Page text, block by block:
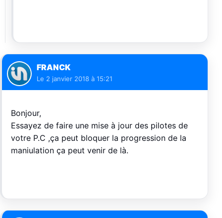
FRANCK
Le 2 janvier 2018 à 15:21
Bonjour,
Essayez de faire une mise à jour des pilotes de
votre P.C ,ça peut bloquer la progression de la
maniulation ça peut venir de là.